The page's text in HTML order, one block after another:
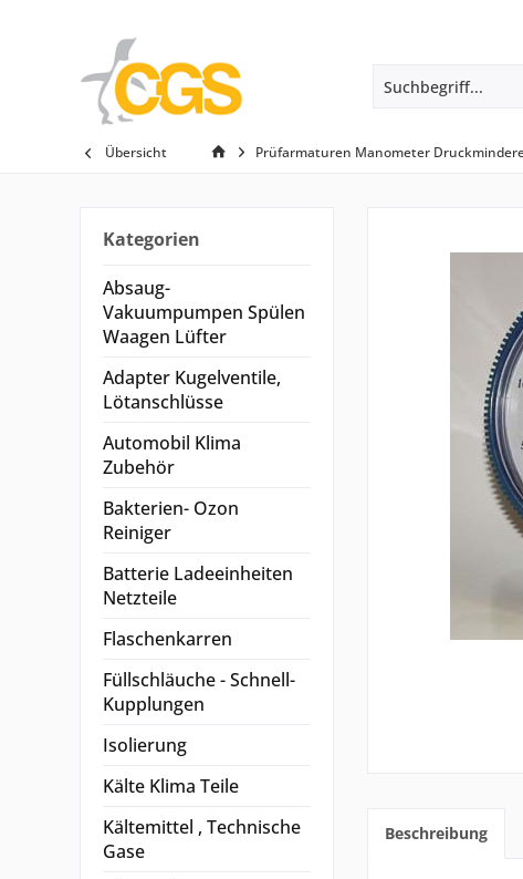
Übersicht Prüfarmaturen Manometer
Kategorien
Absaug-
Vakuumpumpen Spülen
Waagen Lüfter
Adapter Kugelventile,
Lötanschlüsse
Automobil Klima
Zubehör
Bakterien- Ozon
Reiniger
Batterie Ladeeinheiten
Netzteile
Flaschenkarren
Füllschläuche - Schnell-
Kupplungen
Isolierung
Kälte Klima Teile
Kältemittel , Technische
Gase
Beschreibung